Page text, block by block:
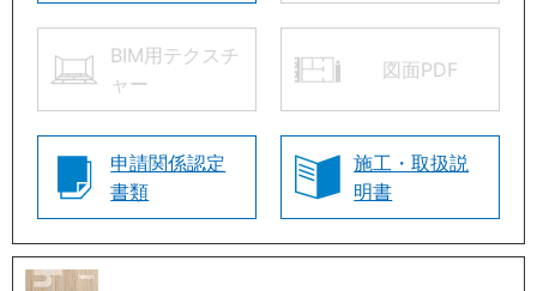
BIM用テクスチ
ャー
図面PDF
申請関係認定
書類
施工・取扱説
明書